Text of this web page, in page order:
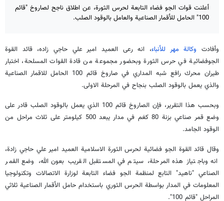
أعلنت قوات الجو فضاء التابعة لحرس الثورة، عن اطلاق ناجح لصاروخ "قائم
100" الحامل للأقمار الصناعية والعامل بالوقود الصلب.
وأفادت وكالة مهر للأنباء، انه رعى العميد امير علي حاجي زاده، قائد القوة
الجوفضائية في حرس الثورة وبحضور مجموعة من قادة القوات المسلحة، اختبار
طيران محرك رافع شبه المداري في صاروخ قائم 100 الحامل للاقمار الصناعية
والذي يعمل بالوقود الصلب بنجاح في المرحلة الاولى.
وبحسب هذا التقرير، فإن الصاروخ قائم 100 الذي يعمل بالوقود الصلب قادر على
وضع قمر صناعي بزنة 80 كغم في مدار يبعد 500 كيلومتر على ثلاث مراحل من
الوقود الجامد.
وقال قائد القوة الجو فضائية لحرس الثورة الاسلامية العميد امير علي حاجي زادة،
انه وباجتياز هذه المرحلة، سيتم في المستقبل القريب بعون الله، وضع القمر
الصناعي "ناهيد" التابع لمنظمة الجو فضاء التابعة لوزارة الاتصالات وتكنولوجيا
المعلومات في المدار بواسطة الحرس الثوري باستخدام حامل الأقمار الصناعية ثلاثي
المراحل "قائم 100".